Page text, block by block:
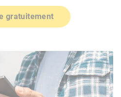
gratuitement